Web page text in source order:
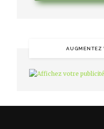
AUGMENTEZ